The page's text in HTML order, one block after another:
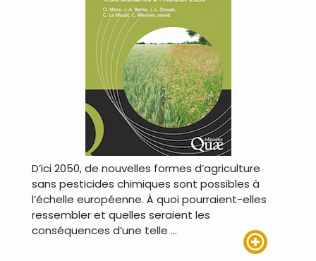
D’ici 2050, de nouvelles formes d’agriculture
sans pesticides chimiques sont possibles à
l’échelle européenne. À quoi pourraient-elles
ressembler et quelles seraient les
conséquences d’une telle …